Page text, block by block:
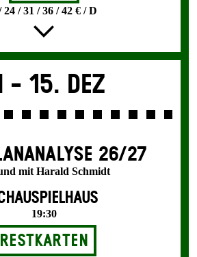
24 / 31 / 36 / 42 € / D
- 15. Dez
26/27
mit Harald Schmidt
19:30
Restkarten